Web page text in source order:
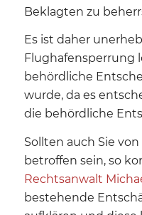
Beklagten zu
Es ist daher
Flughafensperrung
behördliche
wurde, da es
die behördliche
Sollten auch Sie
betroffen sein, so
Rechtsanwalt
bestehende